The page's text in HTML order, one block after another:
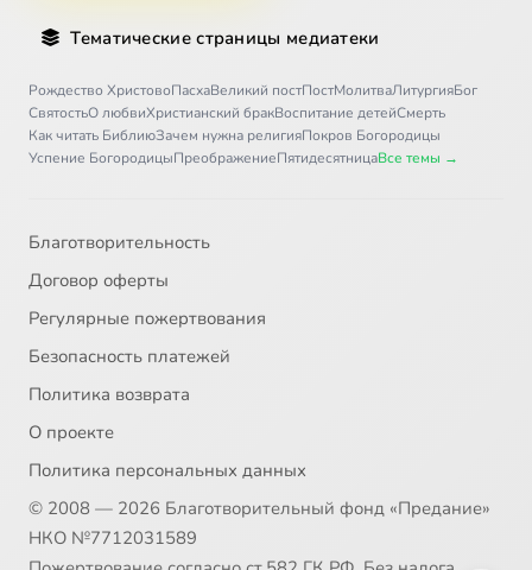
Тематические страницы медиатеки
Рождество ХристовоПасхаВеликий постПостМолитваЛитургияБог
СвятостьО любвиХристианский бракВоспитание детейСмерть
Как читать БиблиюЗачем нужна религияПокров Богородицы
Успение БогородицыПреображениеПятидесятницаВсе темы →
Благотворительность
Договор оферты
Регулярные пожертвования
Безопасность платежей
Политика возврата
О проекте
Политика персональных данных
© 2008 — 2026 Благотворительный фонд «Предание»
НКО №7712031589